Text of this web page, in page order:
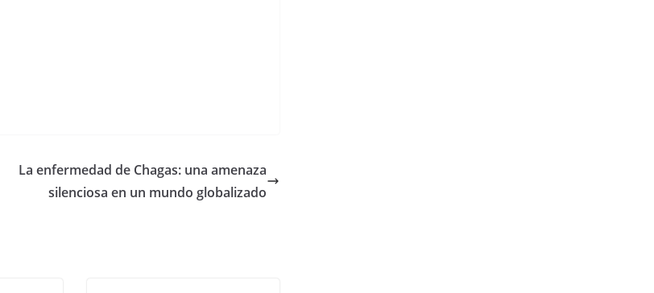
La enfermedad de Chagas: una amenaza
silenciosa en un mundo globalizado